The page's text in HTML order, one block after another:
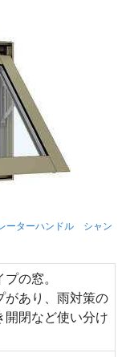
ーターハンドル シャン
の窓。
があり、雨対策の
開閉など使い分け